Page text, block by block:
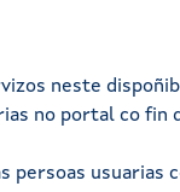
neste
no portal co
persoas usuarias